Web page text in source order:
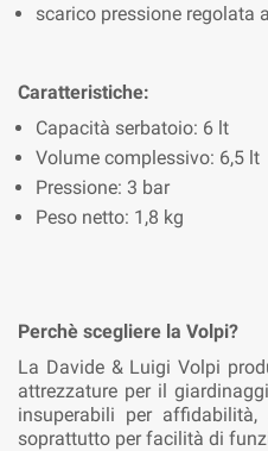
scarico pressione regolata
Caratteristiche:
Capacità serbatoio: 6 lt
Volume complessivo: 6,5 lt
Pressione: 3 bar
Peso netto: 1,8 kg
Perchè scegliere la Volpi?
La Davide & Luigi Volpi
attrezzature per il
insuperabili per
soprattutto per facilità di